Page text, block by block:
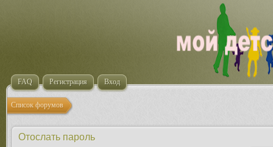
FAQ Регистрация Вход
Список форумов
Отослать пароль